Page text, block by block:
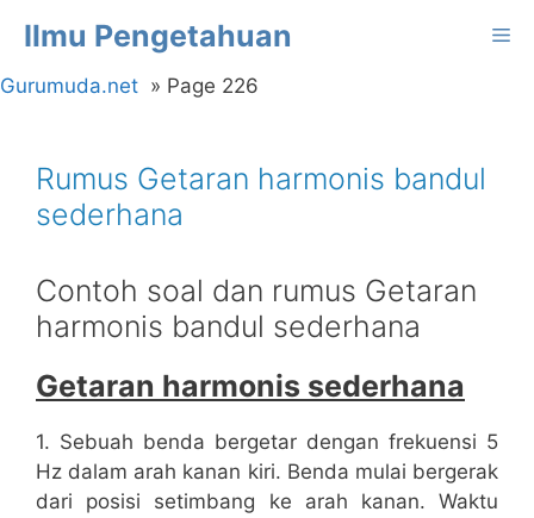
isi
Ilmu Pengetahuan
Gurumuda.net Page 226
Rumus Getaran harmonis bandul
sederhana
Contoh soal dan rumus Getaran
harmonis bandul sederhana
Getaran harmonis sederhana
1. Sebuah benda bergetar dengan frekuensi 5
Hz dalam arah kanan kiri. Benda mulai bergerak
dari posisi setimbang ke arah kanan. Waktu